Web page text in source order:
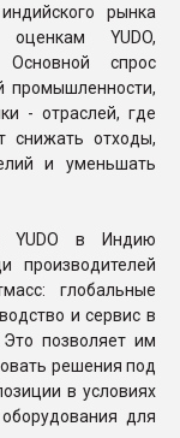
рынка
YUDO,
спрос
промышленности,
- отраслей, где
снижать отходы,
и уменьшать
YUDO в Индию
производителей
глобальные
и сервис в
Это позволяет им
решения под
в условиях
для